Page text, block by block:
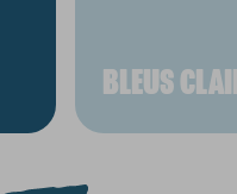
BLEUS